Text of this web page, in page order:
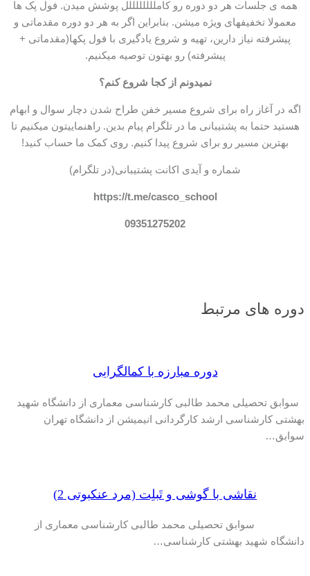
همه ی جلسات هر دو دوره رو کامللللللللل پوشش میدن. فول پک ها
معمولا تخفیفهای ویژه میشن. بنابراین اگر به هر دو دوره مقدماتی و
پیشرفته نیاز دارین، تهیه و شروع یادگیری با فول پکها(مقدماتی +
پیشرفته) رو بهتون توصیه میکنیم.
نمیدونم از کجا شروع کنم؟
اگه در آغاز راه برای شروع مسیر خفن طراح شدن دچار سوال و ابهام
هستید حتما به پشتیبانی ما در تلگرام پیام بدین. راهنماییتون میکنیم تا
بهترین مسیر رو برای شروع پیدا کنیم. روی کمک ما حساب کنید!
شماره و آیدی اکانت پشتیبانی(در تلگرام)
https://t.me/casco_school
09351275202
دوره های مرتبط
دوره مبارزه با کمالگرایی
سوابق تحصیلی محمد طالبی کارشناسی معماری از دانشگاه شهید
بهشتی کارشناسی ارشد کارگردانی انیمیشن از دانشگاه تهران
سوابق…
نقاشی با گوشی و تَبلِت (مرد عنکبوتی 2)
سوابق تحصیلی محمد طالبی کارشناسی معماری از
دانشگاه شهید بهشتی کارشناسی…